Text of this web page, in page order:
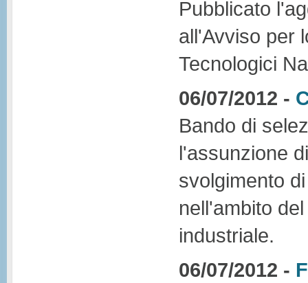
Pubblicato
all'Avviso per
Tecnologici
06/07/2012 -
Bando di
l'assunzione
svolgimento
nell'ambito
industriale.
06/07/2012 -